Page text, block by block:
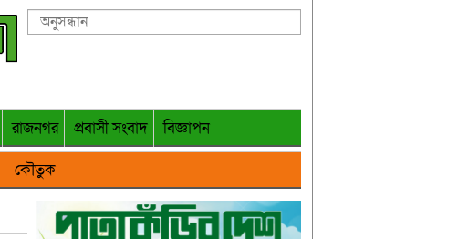
রাজনগর প্রবাসী সংবাদ
বিজ্ঞাপন
কৌতুক